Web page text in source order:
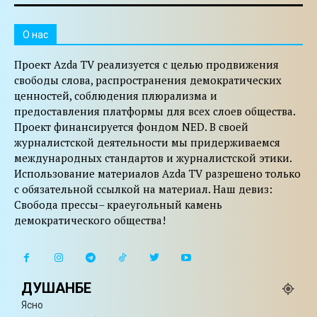
O нас
Проект Azda TV реализуется с целью продвижения
свободы слова, распространения демократических
ценностей, соблюдения плюрализма и
предоставления платформы для всех слоев общества.
Проект финансируется фондом NED. В своей
журналистской деятельности мы придерживаемся
международных стандартов и журналистской этики.
Использование материалов Azda TV разрешено только
с обязательной ссылкой на материал. Наш девиз:
Свобода прессы– краеугольный камень
демократического общества!
ДУШАНБЕ
Ясно